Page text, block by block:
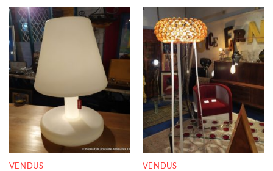
RUPTURE DE STOCK
VENDUS
RUPTURE DE STOCK
VENDUS